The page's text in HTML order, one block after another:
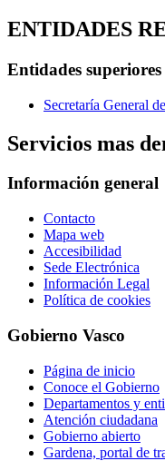
ENTIDADES
Entidades superiores
Secretaría General
Servicios mas
Información general
Contacto
Mapa web
Accesibilidad
Sede Electrónica
Información Legal
Política de cookies
Gobierno Vasco
Página de inicio
Conoce el Gobierno
Departamentos y
Atención ciudadana
Gobierno abierto
Gardena, portal de